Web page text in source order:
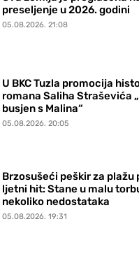
preseljenje u 2026. godini
05.08.2026. 21:08
U BKC Tuzla promocija
romana Saliha Straševića
busjen s Malina“
05.08.2026. 20:05
Brzosušeći peškir za plažu
ljetni hit: Stane u malu
nekoliko nedostataka
05.08.2026. 19:31